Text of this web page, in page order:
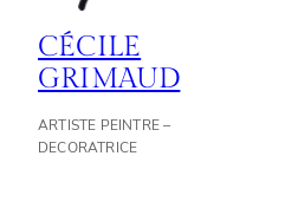
CÉCILE
GRIMAUD
ARTISTE PEINTRE –
DECORATRICE